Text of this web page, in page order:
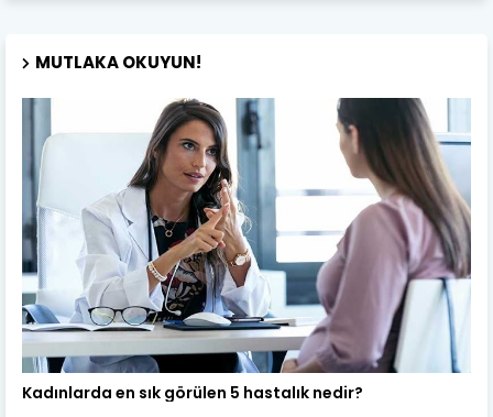
MUTLAKA OKUYUN!
Kadın Sağlığı
Kadınlarda en sık görülen 5 hastalık nedir?